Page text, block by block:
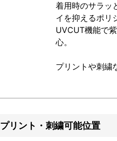
着用時のサラッ
イを抑えるポリ
UVCUT機能で
心。
プリントや刺繍
プリント・刺繍可能位置